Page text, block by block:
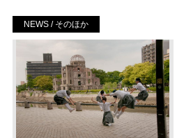
NEWS / そのほか